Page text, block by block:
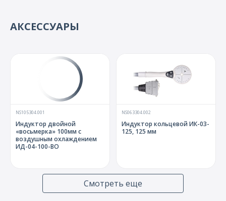
Кресло «Комфорт» с
кронштейном К-9
АКСЕССУАРЫ
NS105304.001
Индуктор двойной
«восьмерка» 100мм с
воздушным охлаждением
ИД-04-100-ВО
NS063304.002
Индуктор кольцевой ИК-03-
125, 125 мм
Смотреть еще